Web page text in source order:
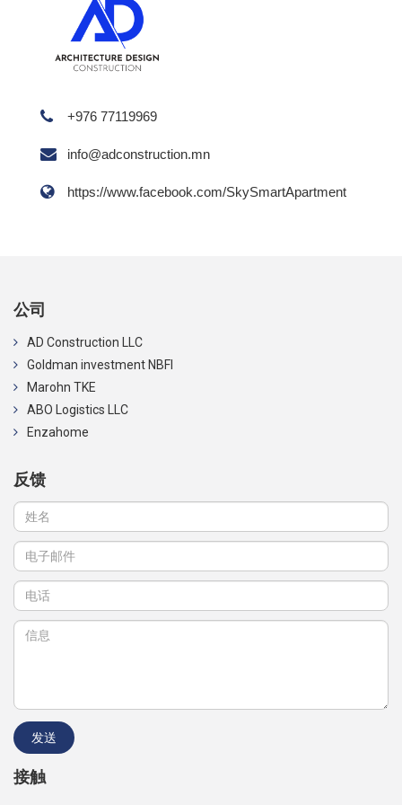
+976 77119969
info@adconstruction.mn
https://www.facebook.com/SkySmartApartment
公司
AD Construction LLC
Goldman investment NBFI
Marohn TKE
ABO Logistics LLC
Enzahome
反馈
接触